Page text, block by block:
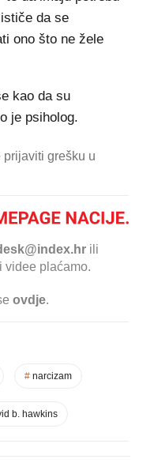
da se
ono što ne žele
kao da su
je psiholog.
grešku u
ili
videe plaćamo.
ovdje.
# narcizam
b. hawkins